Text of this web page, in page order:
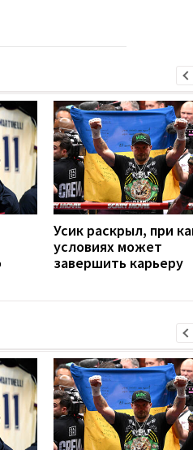
Усик раскрыл, при
условиях может
завершить карьеру